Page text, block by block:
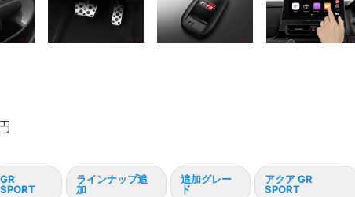
GR
SPORT
ラインナップ追
加
追加グレー
ド
アクア GR
SPORT